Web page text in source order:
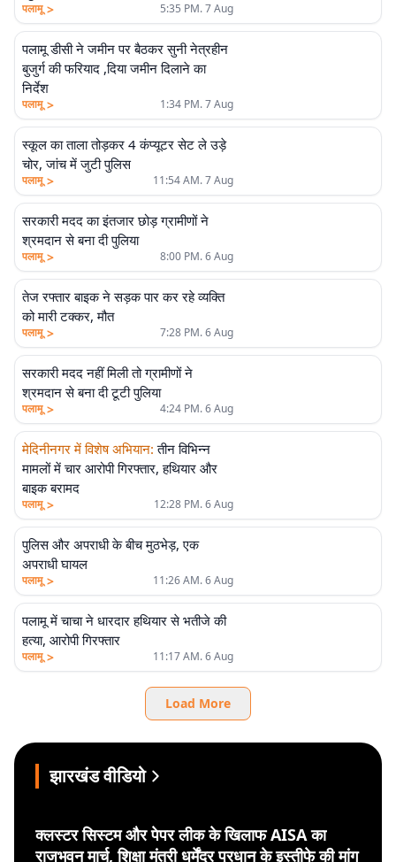
पलामू > 5:35 PM. 7 Aug
पलामू डीसी ने जमीन पर बैठकर सुनी नेत्रहीन
बुजुर्ग की फरियाद ,दिया जमीन दिलाने का
निर्देश
पलामू > 1:34 PM. 7 Aug
स्कूल का ताला तोड़कर 4 कंप्यूटर सेट ले उड़े
चोर, जांच में जुटी पुलिस
पलामू > 11:54 AM. 7 Aug
सरकारी मदद का इंतजार छोड़ ग्रामीणों ने
श्रमदान से बना दी पुलिया
पलामू > 8:00 PM. 6 Aug
तेज रफ्तार बाइक ने सड़क पार कर रहे व्यक्ति
को मारी टक्कर, मौत
पलामू > 7:28 PM. 6 Aug
सरकारी मदद नहीं मिली तो ग्रामीणों ने
श्रमदान से बना दी टूटी पुलिया
पलामू > 4:24 PM. 6 Aug
मेदिनीनगर में विशेष अभियान: तीन विभिन्न
मामलों में चार आरोपी गिरफ्तार, हथियार और
बाइक बरामद
पलामू > 12:28 PM. 6 Aug
पुलिस और अपराधी के बीच मुठभेड़, एक
अपराधी घायल
पलामू > 11:26 AM. 6 Aug
पलामू में चाचा ने धारदार हथियार से भतीजे की
हत्या, आरोपी गिरफ्तार
पलामू > 11:17 AM. 6 Aug
Load More
झारखंड वीडियो
क्लस्टर सिस्टम और पेपर लीक के खिलाफ AISA का
राजभवन मार्च, शिक्षा मंत्री धर्मेंद्र प्रधान के इस्तीफे की मांग